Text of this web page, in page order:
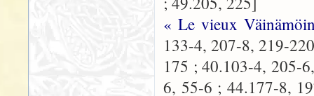
« Le vieux
133-4, 207-8, 219-
175 ; 40.103-4, 205-
6, 55-6 ; 44.177-8,